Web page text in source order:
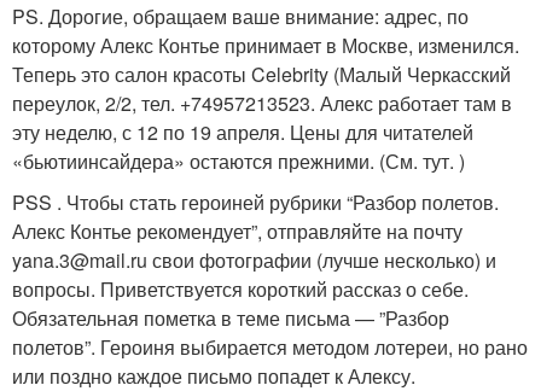
PS. Дорогие, обращаем ваше внимание: адрес, по
которому Алекс Контье принимает в Москве, изменился.
Теперь это салон красоты Celebrity (Малый Черкасский
переулок, 2/2, тел. +74957213523. Алекс работает там в
эту неделю, с 12 по 19 апреля. Цены для читателей
«бьютиинсайдера» остаются прежними. (См. тут. )
PSS . Чтобы стать героиней рубрики “Разбор полетов.
Алекс Контье рекомендует”, отправляйте на почту
yana.3@mail.ru свои фотографии (лучше несколько) и
вопросы. Приветствуется короткий рассказ о себе.
Обязательная пометка в теме письма — ”Разбор
полетов”. Героиня выбирается методом лотереи, но рано
или поздно каждое письмо попадет к Алексу.